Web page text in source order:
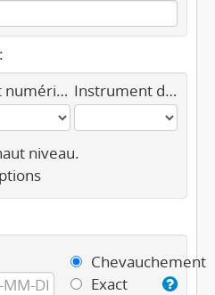
Objet numérique disponible Instrument de recherche
niveau.
Chevauchement
Exact